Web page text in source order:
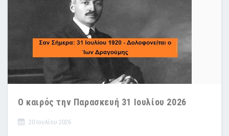
Ο καιρός την Παρασκευή 31 Ιουλίου 2026
20 Ιουλίου 2026